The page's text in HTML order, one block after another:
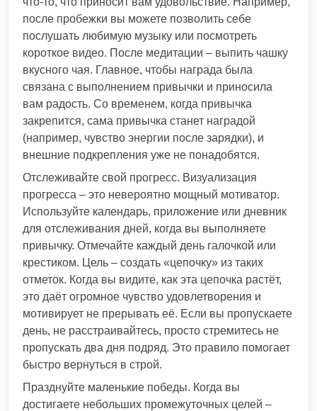
после пробежки вы можете позволить себе
послушать любимую музыку или посмотреть
короткое видео. После медитации – выпить чашку
вкусного чая. Главное, чтобы награда была
связана с выполнением привычки и приносила
вам радость. Со временем, когда привычка
закрепится, сама привычка станет наградой
(например, чувство энергии после зарядки), и
внешние подкрепления уже не понадобятся.
Отслеживайте свой прогресс. Визуализация
прогресса – это невероятно мощный мотиватор.
Используйте календарь, приложение или дневник
для отслеживания дней, когда вы выполняете
привычку. Отмечайте каждый день галочкой или
крестиком. Цель – создать «цепочку» из таких
отметок. Когда вы видите, как эта цепочка растёт,
это даёт огромное чувство удовлетворения и
мотивирует не прерывать её. Если вы пропускаете
день, не расстраивайтесь, просто стремитесь не
пропускать два дня подряд. Это правило помогает
быстро вернуться в строй.
Празднуйте маленькие победы. Когда вы
достигаете небольших промежуточных целей –